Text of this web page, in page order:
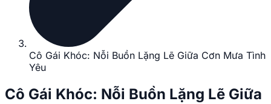
Cô Gái Khóc: Nỗi Buồn Lặng Lẽ Giữa Cơn Mưa Tình
Yêu
Cô Gái Khóc: Nỗi Buồn Lặng Lẽ Giữa